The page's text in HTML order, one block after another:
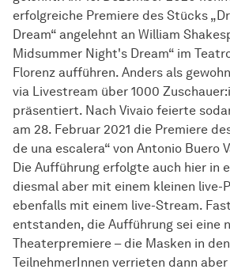
erfolgreiche Premiere des Stücks
Dream“ angelehnt an William
Midsummer Night's Dream“ im
Florenz aufführen. Anders als
via Livestream über 1000
präsentiert. Nach Vivaio feierte
am 28. Februar 2021 die Premiere
de una escalera“ von Antonio Buero
Die Aufführung erfolgte auch hier in
diesmal aber mit einem kleinen live-
ebenfalls mit einem live-Stream.
entstanden, die Aufführung sei eine
Theaterpremiere – die Masken in
TeilnehmerInnen verrieten dann